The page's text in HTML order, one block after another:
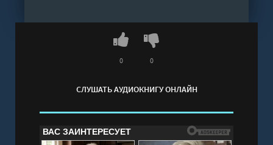
СЛУШАТЬ АУДИОКНИГУ ОНЛАЙН
0 0